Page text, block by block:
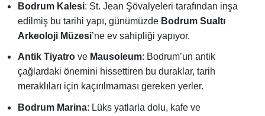
Bodrum Kalesi: St. Jean Şövalyeleri tarafından inşa
edilmiş bu tarihi yapı, günümüzde Bodrum Sualtı
Arkeoloji Müzesi’ne ev sahipliği yapıyor.
Antik Tiyatro ve Mausoleum: Bodrum’un antik
çağlardaki önemini hissettiren bu duraklar, tarih
meraklıları için kaçırılmaması gereken yerler.
Bodrum Marina: Lüks yatlarla dolu, kafe ve